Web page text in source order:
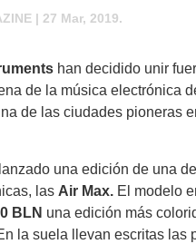
| 27 Mar, 2019.
han decidido unir
de la música electrónica
de las ciudades pioneras
una edición de una
las Air Max. El modelo
BLN una edición más
la suela llevan escritas las